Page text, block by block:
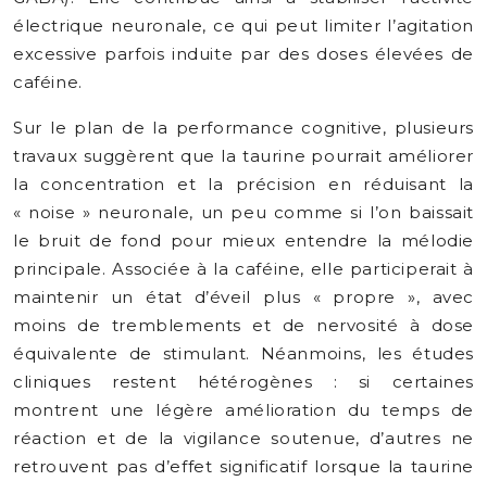
électrique neuronale, ce qui peut limiter l’agitation
excessive parfois induite par des doses élevées de
caféine.
Sur le plan de la performance cognitive, plusieurs
travaux suggèrent que la taurine pourrait améliorer
la concentration et la précision en réduisant la
« noise » neuronale, un peu comme si l’on baissait
le bruit de fond pour mieux entendre la mélodie
principale. Associée à la caféine, elle participerait à
maintenir un état d’éveil plus « propre », avec
moins de tremblements et de nervosité à dose
équivalente de stimulant. Néanmoins, les études
cliniques restent hétérogènes : si certaines
montrent une légère amélioration du temps de
réaction et de la vigilance soutenue, d’autres ne
retrouvent pas d’effet significatif lorsque la taurine